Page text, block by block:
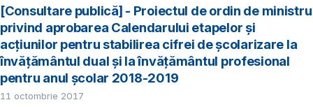
[Consultare publică] - Proiectul de ordin de ministru
privind aprobarea Calendarului etapelor şi
acţiunilor pentru stabilirea cifrei de şcolarizare la
învăţământul dual şi la învăţământul profesional
pentru anul şcolar 2018-2019
11 octombrie 2017